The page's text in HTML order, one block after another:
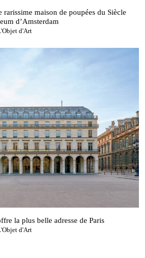
maison de poupées du Siècle
d’Amsterdam
d'Art
la plus belle adresse de Paris
d'Art